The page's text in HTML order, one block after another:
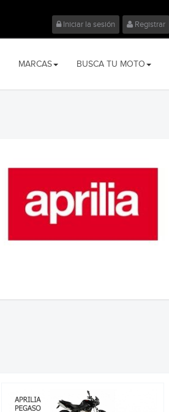
Iniciar la sesión Registrar
MARCAS BUSCA TU MOTO